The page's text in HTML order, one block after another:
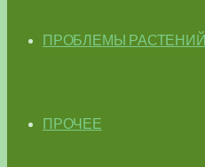
ПРОБЛЕМЫ РАСТЕНИЙ
ПРОЧЕЕ